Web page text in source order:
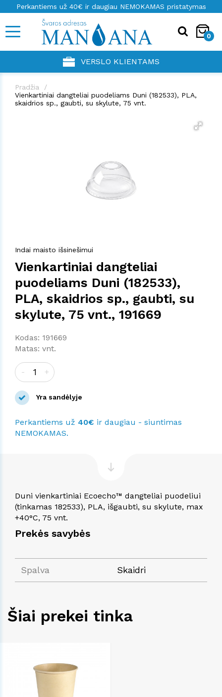
Perkantiems už 40€ ir daugiau NEMOKAMAS pristatymas
0
VERSLO KLIENTAMS
Pradžia
Vienkartiniai dangteliai puodeliams Duni (182533), PLA,
skaidrios sp., gaubti, su skylute, 75 vnt.
Indai maisto išsinešimui
Vienkartiniai dangteliai
puodeliams Duni (182533),
PLA, skaidrios sp., gaubti, su
skylute, 75 vnt., 191669
Kodas: 191669
Matas: vnt.
- +
Yra sandėlyje
Perkantiems už 40€ ir daugiau - siuntimas
NEMOKAMAS.
Prekės savybės
Spalva Skaidri
Duni vienkartiniai Ecoecho™ dangteliai puodeliui
(tinkamas 182533), PLA, išgaubti, su skylute, max
+40°C, 75 vnt.
Šiai prekei tinka